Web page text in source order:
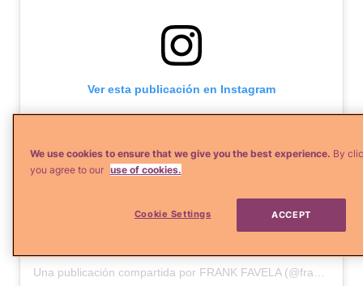
Ver esta publicación en Instagram
We use cookies to ensure that we give you the best experience. By
you agree to our use of cookies.
Cookie Settings ACCEPT